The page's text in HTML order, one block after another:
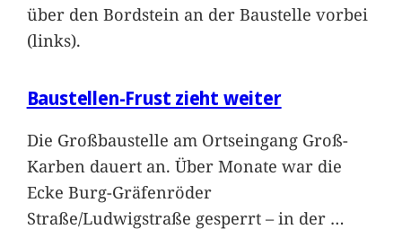
über den Bordstein an der Baustelle vorbei
(links).
Baustellen-Frust zieht weiter
Die Großbaustelle am Ortseingang Groß-
Karben dauert an. Über Monate war die
Ecke Burg-Gräfenröder
Straße/Ludwigstraße gesperrt – in der …